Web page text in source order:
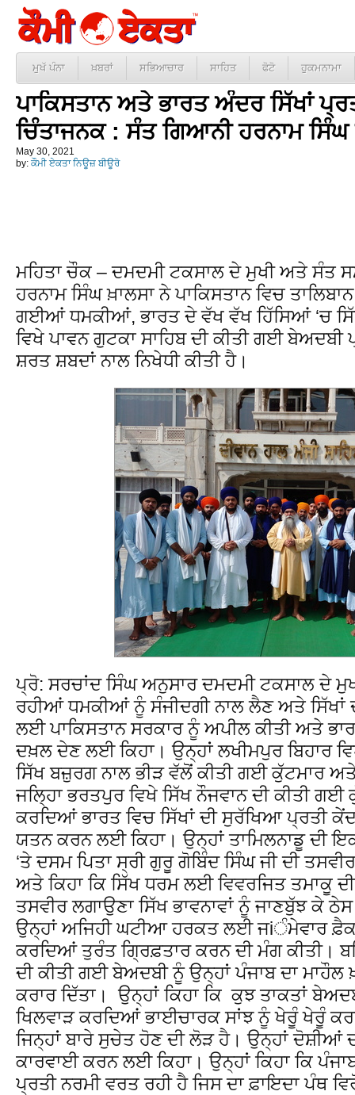
ਮੁਖੱ ਪੰਨਾ ਖ਼ਬਰਾਂ ਸਭਿਆਚਾਰ ਸਾਹਿਤ ਫੋਟੋ ਹੁਕਮਨਾਮਾ
ਪਾਕਿਸਤਾਨ ਅਤੇ ਭਾਰਤ ਅੰਦਰ ਸਿੱਖਾਂ
ਚਿੰਤਾਜਨਕ : ਸੰਤ ਗਿਆਨੀ ਹਰਨਾਮ ਸਿੰਘ
May 30, 2021
by: ਕੌਮੀ ਏਕਤਾ ਨਿਊਜ਼ ਬੀਊਰੋ
ਮਹਿਤਾ ਚੌਕ – ਦਮਦਮੀ ਟਕਸਾਲ ਦੇ ਮੁਖੀ ਅਤੇ ਸੰਤ
ਹਰਨਾਮ ਸਿੰਘ ਖ਼ਾਲਸਾ ਨੇ ਪਾਕਿਸਤਾਨ ਵਿਚ
ਗਈਆਂ ਧਮਕੀਆਂ, ਭਾਰਤ ਦੇ ਵੱਖ ਵੱਖ ਹਿੱਸਿਆਂ ‘ਚ
ਵਿਖੇ ਪਾਵਨ ਗੁਟਕਾ ਸਾਹਿਬ ਦੀ ਕੀਤੀ ਗਈ
ਸ਼ਰਤ ਸ਼ਬਦਾਂ ਨਾਲ ਨਿਖੇਧੀ ਕੀਤੀ ਹੈ।
ਪ੍ਰੋ: ਸਰਚਾਂਦ ਸਿੰਘ ਅਨੁਸਾਰ ਦਮਦਮੀ ਟਕਸਾਲ ਦੇ
ਰਹੀਆਂ ਧਮਕੀਆਂ ਨੂੰ ਸੰਜੀਦਗੀ ਨਾਲ ਲੈਣ ਅਤੇ ਸਿੱਖਾਂ
ਲਈ ਪਾਕਿਸਤਾਨ ਸਰਕਾਰ ਨੂੰ ਅਪੀਲ ਕੀਤੀ ਅਤੇ
ਦਖ਼ਲ ਦੇਣ ਲਈ ਕਿਹਾ। ਉਨ੍ਹਾਂ ਲਖੀਮਪੁਰ ਬਿਹਾਰ
ਸਿੱਖ ਬਜ਼ੁਰਗ ਨਾਲ ਭੀੜ ਵੱਲੋਂ ਕੀਤੀ ਗਈ ਕੁੱਟਮਾਰ
ਜਲਿ੍ਹਾ ਭਰਤਪੁਰ ਵਿਖੇ ਸਿੱਖ ਨੌਜਵਾਨ ਦੀ ਕੀਤੀ ਗਈ
ਕਰਦਿਆਂ ਭਾਰਤ ਵਿਚ ਸਿੱਖਾਂ ਦੀ ਸੁਰੱਖਿਆ ਪ੍ਰਤੀ
ਯਤਨ ਕਰਨ ਲਈ ਕਿਹਾ। ਉਨ੍ਹਾਂ ਤਾਮਿਲਨਾਡੂ ਦੀ
‘ਤੇ ਦਸਮ ਪਿਤਾ ਸ੍ਰੀ ਗੁਰੂ ਗੋਬਿੰਦ ਸਿੰਘ ਜੀ ਦੀ
ਅਤੇ ਕਿਹਾ ਕਿ ਸਿੱਖ ਧਰਮ ਲਈ ਵਿਵਰਜਿਤ ਤਮਾਕੂ
ਤਸਵੀਰ ਲਗਾਉਣਾ ਸਿੱਖ ਭਾਵਨਾਵਾਂ ਨੂੰ ਜਾਣਬੁੱਝ ਕੇ
ਉਨ੍ਹਾਂ ਅਜਿਹੀ ਘਟੀਆ ਹਰਕਤ ਲਈ ਜiੰਮੇਵਾਰ
ਕਰਦਿਆਂ ਤੁਰੰਤ ਗ੍ਰਿਫ਼ਤਾਰ ਕਰਨ ਦੀ ਮੰਗ ਕੀਤੀ।
ਦੀ ਕੀਤੀ ਗਈ ਬੇਅਦਬੀ ਨੂੰ ਉਨ੍ਹਾਂ ਪੰਜਾਬ ਦਾ ਮਾਹੌਲ
ਕਰਾਰ ਦਿੱਤਾ। ਉਨ੍ਹਾਂ ਕਿਹਾ ਕਿ ਕੁਝ ਤਾਕਤਾਂ
ਖਿਲਵਾੜ ਕਰਦਿਆਂ ਭਾਈਚਾਰਕ ਸਾਂਝ ਨੂੰ ਖੇਰੂੰ ਖੇਰੂੰ
ਜਿਨ੍ਹਾਂ ਬਾਰੇ ਸੁਚੇਤ ਹੋਣ ਦੀ ਲੋੜ ਹੈ। ਉਨ੍ਹਾਂ ਦੋਸ਼ੀਆਂ
ਕਾਰਵਾਈ ਕਰਨ ਲਈ ਕਿਹਾ। ਉਨ੍ਹਾਂ ਕਿਹਾ ਕਿ
ਪ੍ਰਤੀ ਨਰਮੀ ਵਰਤ ਰਹੀ ਹੈ ਜਿਸ ਦਾ ਫ਼ਾਇਦਾ ਪੰਥ